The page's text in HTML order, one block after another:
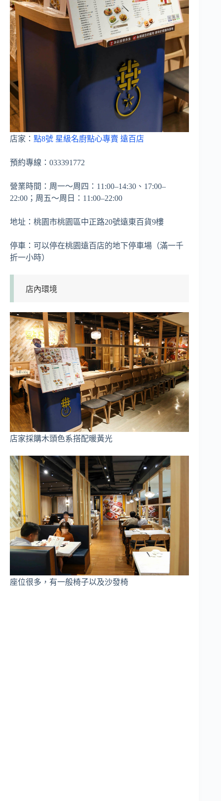
店家： 點8號 星級名廚點心專賣 遠百店
預約專線：033391772
營業時間：周一～周四：11:00–14:30、17:00–
22:00；周五～周日：11:00–22:00
地址：桃園市桃園區中正路20號遠東百貨9樓
停車：可以停在桃園遠百店的地下停車場（滿一千
折一小時）
店內環境
店家採購木頭色系搭配暖黃光
座位很多，有一般椅子以及沙發椅